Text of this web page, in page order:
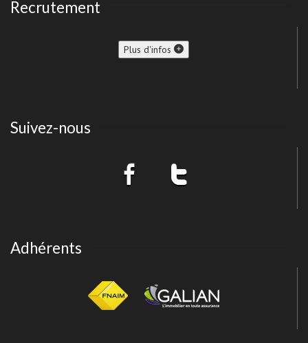
Recrutement
Plus d'infos
Suivez-nous
Adhérents